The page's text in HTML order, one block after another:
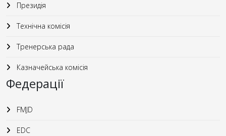
Президія
Технічна комісія
Тренерська рада
Казначейська комісія
Федерації
FMJD
EDC